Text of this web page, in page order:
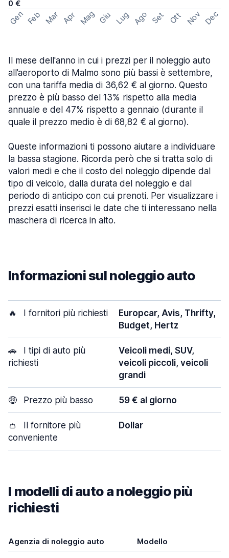
0 €
Gen Feb Mar Apr Mag Giu Lug Ago Set Ott Nov Dec
Il mese dell'anno in cui i prezzi per il noleggio auto
all’aeroporto di Malmo sono più bassi è settembre,
con una tariffa media di 36,62 € al giorno. Questo
prezzo è più basso del 13% rispetto alla media
annuale e del 47% rispetto a gennaio (durante il
quale il prezzo medio è di 68,82 € al giorno).
Queste informazioni ti possono aiutare a individuare
la bassa stagione. Ricorda però che si tratta solo di
valori medi e che il costo del noleggio dipende dal
tipo di veicolo, dalla durata del noleggio e dal
periodo di anticipo con cui prenoti. Per visualizzare i
prezzi esatti inserisci le date che ti interessano nella
maschera di ricerca in alto.
Informazioni sul noleggio auto
🔥 I fornitori più richiesti
Europcar, Avis, Thrifty,
Budget, Hertz
🚗
I tipi di auto più
richiesti
Veicoli medi, SUV,
veicoli piccoli, veicoli
grandi
🤑 Prezzo più basso 59 € al giorno
👛
Il fornitore più
conveniente
Dollar
I modelli di auto a noleggio più
richiesti
Agenzia di noleggio auto Modello